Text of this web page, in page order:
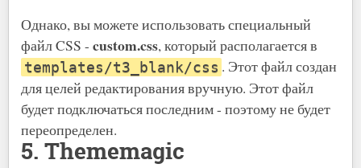
Однако, вы можете использовать специальный
файл CSS - custom.css, который располагается в
templates/t3_blank/css . Этот файл создан
для целей редактирования вручную. Этот файл
будет подключаться последним - поэтому не будет
переопределен.
5. Thememagic